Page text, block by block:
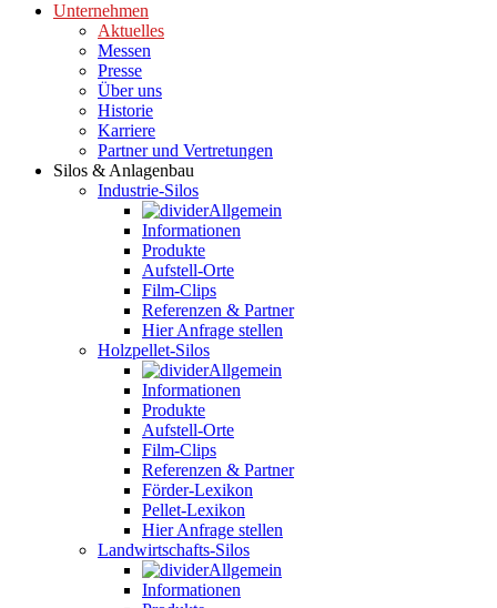
Unternehmen
Aktuelles
Messen
Presse
Über uns
Historie
Karriere
Partner und Vertretungen
Silos & Anlagenbau
Industrie-Silos
Allgemein
Informationen
Produkte
Aufstell-Orte
Film-Clips
Referenzen & Partner
Hier Anfrage stellen
Holzpellet-Silos
Allgemein
Informationen
Produkte
Aufstell-Orte
Film-Clips
Referenzen & Partner
Förder-Lexikon
Pellet-Lexikon
Hier Anfrage stellen
Landwirtschafts-Silos
Allgemein
Informationen